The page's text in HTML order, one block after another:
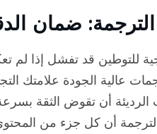
ضمان
للتوطين قد تفشل إذا لم
عالية الجودة علامتك
الرديئة أن تقوض الثقة
أن كل جزء من